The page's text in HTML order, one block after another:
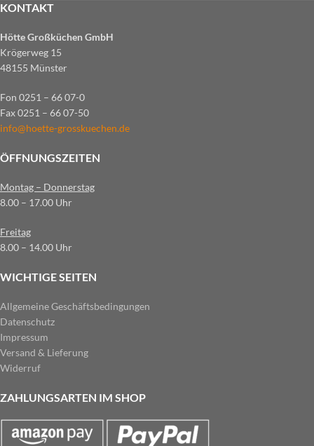
KONTAKT
Hötte Großküchen GmbH
Krögerweg 15
48155 Münster
Fon 0251 – 66 07-0
Fax 0251 – 66 07-50
info@hoette-grosskuechen.de
ÖFFNUNGSZEITEN
Montag – Donnerstag
8.00 – 17.00 Uhr
Freitag
8.00 – 14.00 Uhr
WICHTIGE SEITEN
Allgemeine Geschäftsbedingungen
Datenschutz
Impressum
Versand & Lieferung
Widerruf
ZAHLUNGSARTEN IM SHOP